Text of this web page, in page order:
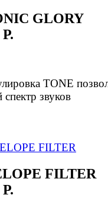
GLORY
TONE
звуков
FILTER